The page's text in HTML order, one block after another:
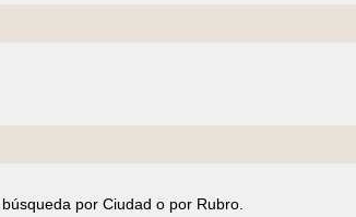
por Ciudad o por Rubro.